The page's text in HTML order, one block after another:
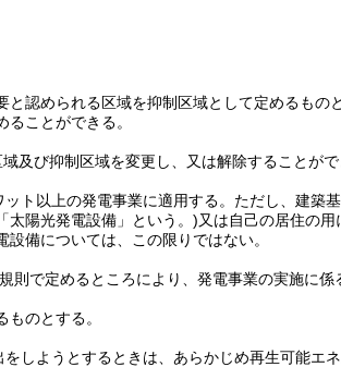
認められる区域を抑制区域として定めるものと
ことができる。
及び抑制区域を変更し、又は解除することがで
ト以上の発電事業に適用する。 ただし、建築
太陽光発電設備」という。)又は自己の居住の
備については、この限りではない。
則で定めるところにより、発電事業の実施に係
のとする。
をしようとするときは、あらかじめ再生可能エ